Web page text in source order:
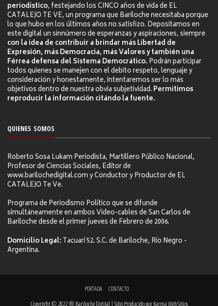
periodístico, festejando los CINCO años de vida de EL
CATALEJO TE VE, un programa que Bariloche necesitaba porque
lo que hubo en los últimos años no satisfizo. Depositamos en
este digital un sinnúmero de esperanzas y aspiraciones, siempre
con la idea de contribuir a brindar más Libertad de
Expresión, más Democracia, más Valores y también una
Férrea defensa del Sistema Democrático. Podrán participar
todos quienes se manejen con el debito respeto, lenguaje y
consideración y honestamente, intentaremos ser lo más
objetivos dentro de nuestra obvia subjetividad. Permitimos
reproducir la información citándo la fuente.
QUIENES SOMOS
Roberto Sosa Lukam Periodista, Martillero Público Nacional,
Profesor de Ciencias Sociales, Editor de
www.barilochedigital.com y Conductor y Productor de EL
CATALEJO Te Ve.
Programa de Periodismo Político que se difunde
simultáneamente en ambos Video-cables de San Carlos de
Bariloche desde el primer jueves de Febrero de 2006.
Domicilio Legal: Tacuarí 52. S.C. de Bariloche, Río Negro -
Argentina.
PORTADA CONTACTO
Copyright © 2022 ® Bariloche Digital | Sitio Producido porKarma Web Sitios